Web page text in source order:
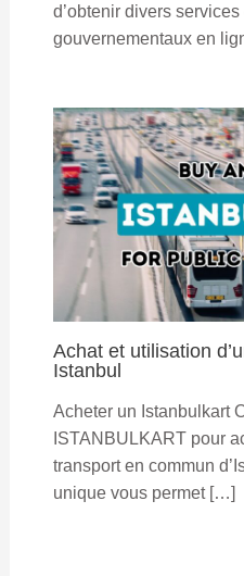
d’obtenir divers
gouvernementaux en
Achat et utilisation
Istanbul
Acheter un Istanbulkart
ISTANBULKART pour
transport en commun
unique vous permet […]